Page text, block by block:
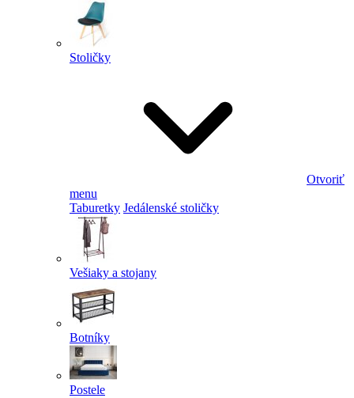
Stoličky
Otvoriť
menu
Taburetky Jedálenské stoličky
Vešiaky a stojany
Botníky
Postele